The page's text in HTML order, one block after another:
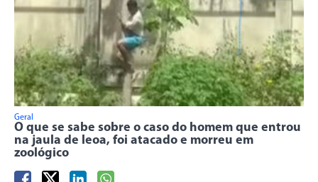
Geral
O que se sabe sobre o caso do homem que entrou
na jaula de leoa, foi atacado e morreu em
zoológico